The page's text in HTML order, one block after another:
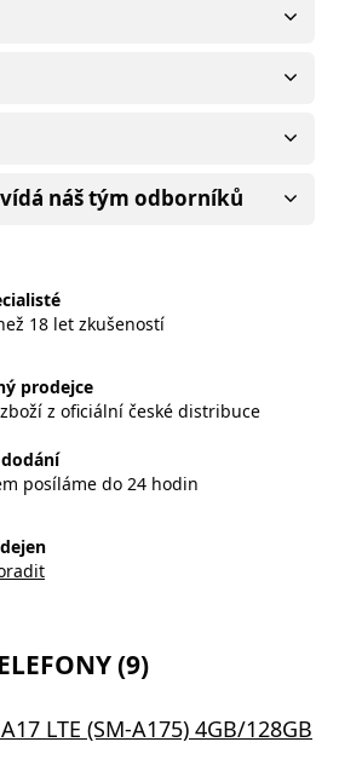
náš tým odborníků
18 let zkušeností
prodejce
z oficiální české distribuce
posíláme do 24 hodin
(9)
LTE (SM-A175) 4GB/128GB